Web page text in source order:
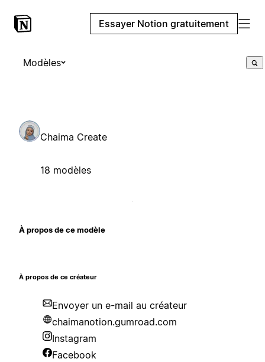
Essayer Notion gratuitement
Modèles
Chaima Create
18 modèles
À propos de ce modèle
À propos de ce créateur
Envoyer un e-mail au créateur
chaimanotion.gumroad.com
Instagram
Facebook